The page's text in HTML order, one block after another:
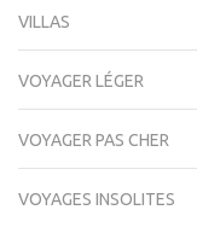
VILLAS
VOYAGER LÉGER
VOYAGER PAS CHER
VOYAGES INSOLITES